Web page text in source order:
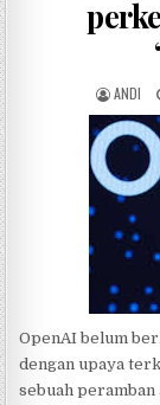
ANDI
OpenAI belum
dengan upaya
sebuah